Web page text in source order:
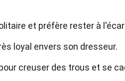
et préfère rester à
loyal envers son dresseur.
creuser des trous et se